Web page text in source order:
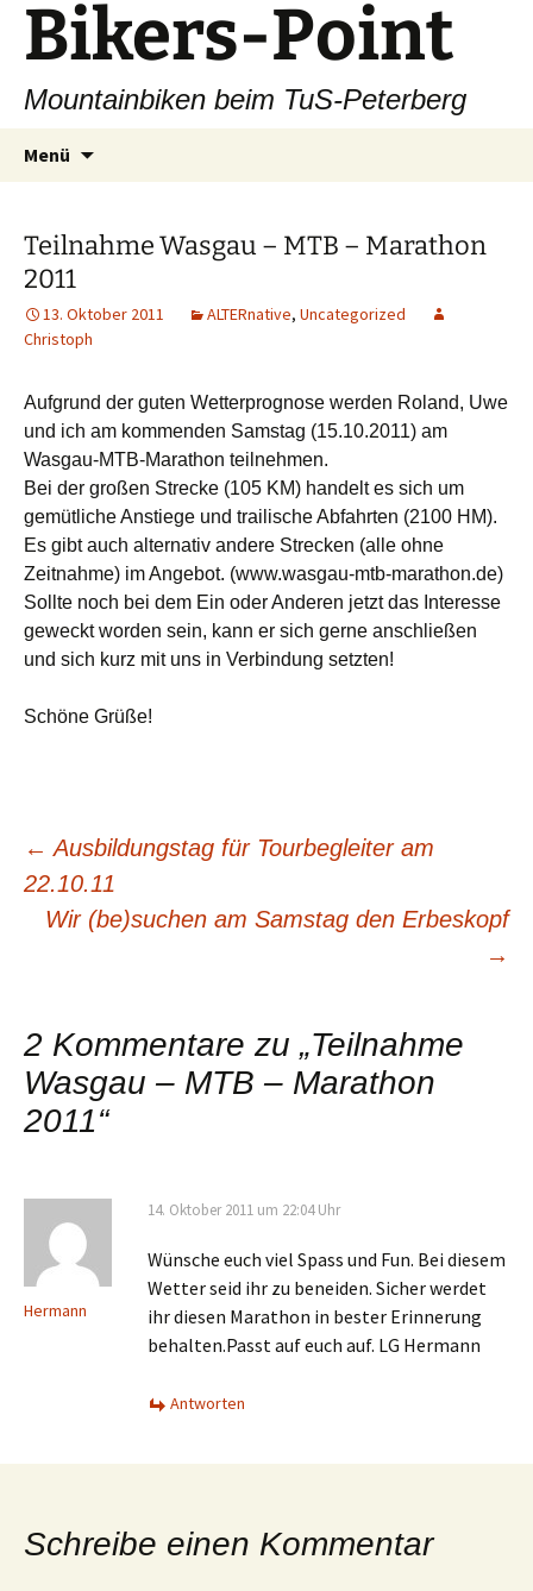
Zum
InhaltBikers-Point
Mountainbiken beim TuS-Peterberg
Menü
Teilnahme Wasgau – MTB – Marathon
2011
13. Oktober 2011 ALTERnative, Uncategorized
Christoph
Aufgrund der guten Wetterprognose werden Roland, Uwe
und ich am kommenden Samstag (15.10.2011) am
Wasgau-MTB-Marathon teilnehmen.
Bei der großen Strecke (105 KM) handelt es sich um
gemütliche Anstiege und trailische Abfahrten (2100 HM).
Es gibt auch alternativ andere Strecken (alle ohne
Zeitnahme) im Angebot. (www.wasgau-mtb-marathon.de)
Sollte noch bei dem Ein oder Anderen jetzt das Interesse
geweckt worden sein, kann er sich gerne anschließen
und sich kurz mit uns in Verbindung setzten!
Schöne Grüße!
Beitragsnavigation
← Ausbildungstag für Tourbegleiter am
22.10.11
Wir (be)suchen am Samstag den Erbeskopf
→
2 Kommentare zu „Teilnahme
Wasgau – MTB – Marathon
2011“
Hermann
14. Oktober 2011 um 22:04 Uhr
Wünsche euch viel Spass und Fun. Bei diesem
Wetter seid ihr zu beneiden. Sicher werdet
ihr diesen Marathon in bester Erinnerung
behalten.Passt auf euch auf. LG Hermann
Antworten
Schreibe einen Kommentar